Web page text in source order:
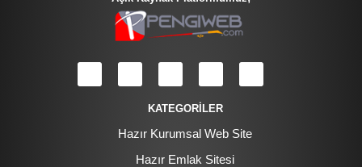
KATEGORİLER
Hazır Kurumsal Web Site
Hazır Emlak Sitesi